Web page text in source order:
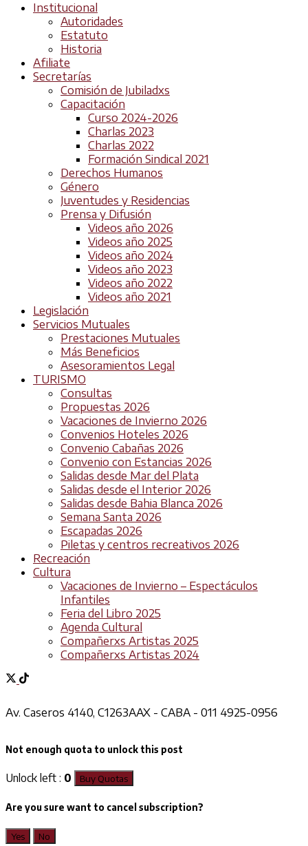
Institucional
Autoridades
Estatuto
Historia
Afiliate
Secretarías
Comisión de Jubiladxs
Capacitación
Curso 2024-2026
Charlas 2023
Charlas 2022
Formación Sindical 2021
Derechos Humanos
Género
Juventudes y Residencias
Prensa y Difusión
Videos año 2026
Videos año 2025
Videos año 2024
Videos año 2023
Videos año 2022
Videos año 2021
Legislación
Servicios Mutuales
Prestaciones Mutuales
Más Beneficios
Asesoramientos Legal
TURISMO
Consultas
Propuestas 2026
Vacaciones de Invierno 2026
Convenios Hoteles 2026
Convenio Cabañas 2026
Convenio con Estancias 2026
Salidas desde Mar del Plata
Salidas desde el Interior 2026
Salidas desde Bahia Blanca 2026
Semana Santa 2026
Escapadas 2026
Piletas y centros recreativos 2026
Recreación
Cultura
Vacaciones de Invierno – Espectáculos
Infantiles
Feria del Libro 2025
Agenda Cultural
Compañerxs Artistas 2025
Compañerxs Artistas 2024
Av. Caseros 4140, C1263AAX - CABA - 011 4925-0956
Not enough quota to unlock this post
Unlock left : 0 Buy Quotas
Are you sure want to cancel subscription?
Yes No